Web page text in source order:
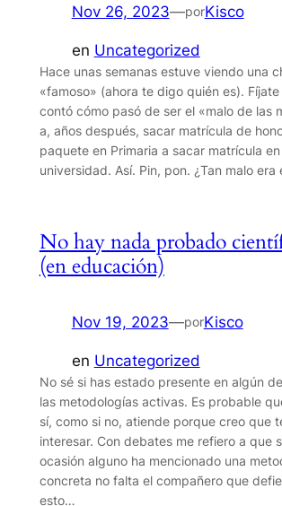
Nov 26, 2023—porKisco
en Uncategorized
Hace unas semanas estuve viendo una
«famoso» (ahora te digo quién es).
contó cómo pasó de ser el «malo de las
a, años después, sacar matrícula de
paquete en Primaria a sacar matrícula en
universidad. Así. Pin, pon. ¿Tan malo era
No hay nada probado
(en educación)
Nov 19, 2023—porKisco
en Uncategorized
No sé si has estado presente en algún
las metodologías activas. Es probable
sí, como si no, atiende porque creo que
interesar. Con debates me refiero a que
ocasión alguno ha mencionado una
concreta no falta el compañero que
esto…